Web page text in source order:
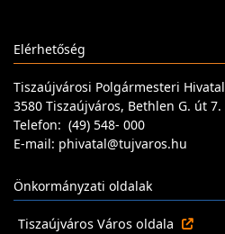
Elérhetőség
Tiszaújvárosi Polgármesteri Hivatal
3580 Tiszaújváros, Bethlen G. út 7.
Telefon: (49) 548- 000
E-mail: phivatal@tujvaros.hu
Önkormányzati oldalak
Tiszaújváros Város oldala